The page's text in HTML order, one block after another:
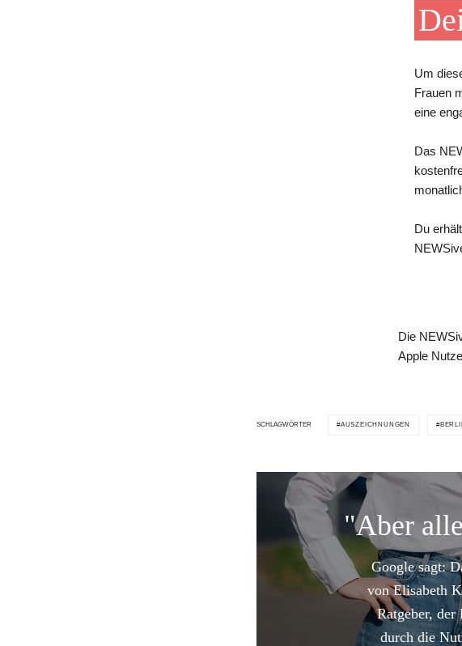
Um
Frauen
eine
Das
Du
Die
Apple
SCHLAGWÖRTER AUSZEICHNUNGEN
"Aber
Google sagt:
von Elisabeth
Ratgeber,
durch die